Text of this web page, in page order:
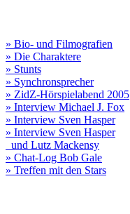
» Bio- und Filmografien
» Die Charaktere
» Stunts
» Synchronsprecher
» ZidZ-Hörspielabend 2005
» Interview Michael J. Fox
» Interview Sven Hasper
» Interview Sven Hasper
und Lutz Mackensy
» Chat-Log Bob Gale
» Treffen mit den Stars